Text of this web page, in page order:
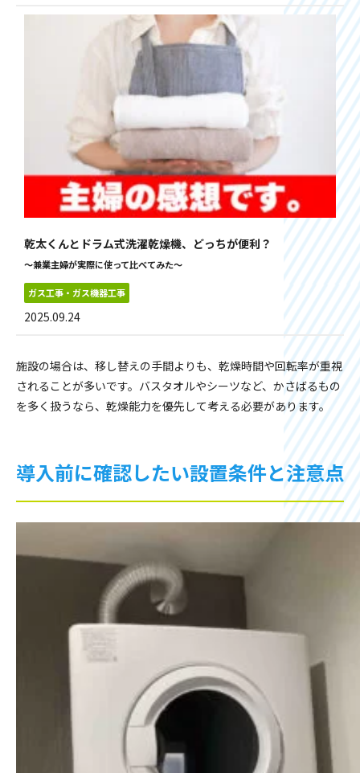
乾太くんとドラム式洗濯乾燥機、どっちが便利？
～兼業主婦が実際に使って比べてみた～
ガス工事・ガス機器工事
2025.09.24
施設の場合は、移し替えの手間よりも、乾燥時間や回転率が重視
されることが多いです。バスタオルやシーツなど、かさばるもの
を多く扱うなら、乾燥能力を優先して考える必要があります。
導入前に確認したい設置条件と注意点